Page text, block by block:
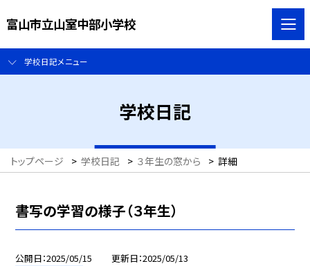
富山市立山室中部小学校
学校日記メニュー
学校日記
トップページ > 学校日記 > ３年生の窓から > 詳細
書写の学習の様子（３年生）
公開日 2025/05/15 更新日 2025/05/13